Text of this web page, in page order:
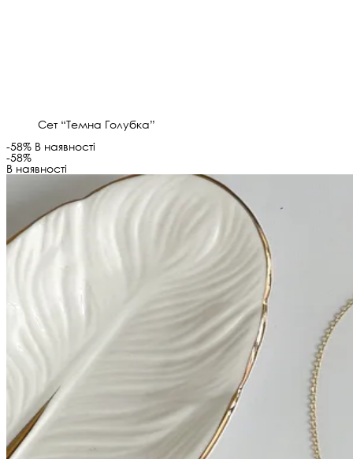
Сет “Темна Голубка”
-58% В наявності
-58%
В наявності